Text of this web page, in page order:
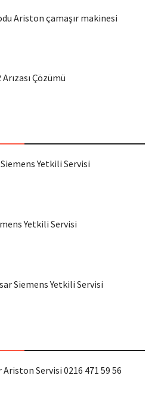
Ariston çamaşır makinesi
Çözümü
Yetkili Servisi
Yetkili Servisi
Siemens Yetkili Servisi
Servisi 0216 471 59 56